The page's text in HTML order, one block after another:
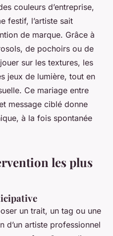
couleurs d’entreprise,
festif, l’artiste sait
de marque. Grâce à
de pochoirs ou de
sur les textures, les
jeux de lumière, tout en
Ce mariage entre
message ciblé donne
à la fois spontanée
les plus
un trait, un tag ou une
d’un artiste professionnel